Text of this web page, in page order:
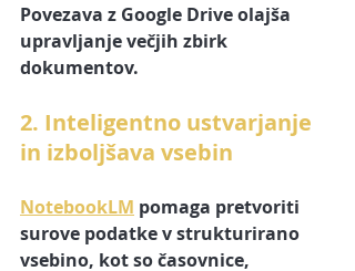
Povezava z Google Drive olajša
upravljanje večjih zbirk
dokumentov.
2. Inteligentno ustvarjanje
in izboljšava vsebin
NotebookLM pomaga pretvoriti
surove podatke v strukturirano
vsebino, kot so časovnice,